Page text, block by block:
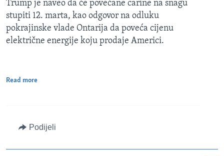
Trump je naveo da će povećane carine na snagu
stupiti 12. marta, kao odgovor na odluku
pokrajinske vlade Ontarija da poveća cijenu
električne energije koju prodaje Americi.
Read more
Podijeli